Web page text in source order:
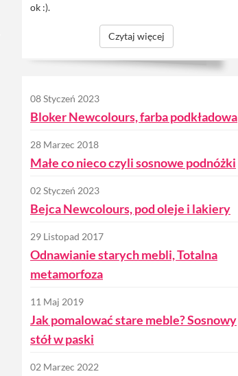
ok :).
Czytaj więcej
08 Styczeń 2023
Bloker Newcolours, farba podkładowa
28 Marzec 2018
Małe co nieco czyli sosnowe podnóżki
02 Styczeń 2023
Bejca Newcolours, pod oleje i lakiery
29 Listopad 2017
Odnawianie starych mebli, Totalna
metamorfoza
11 Maj 2019
Jak pomalować stare meble? Sosnowy
stół w paski
02 Marzec 2022